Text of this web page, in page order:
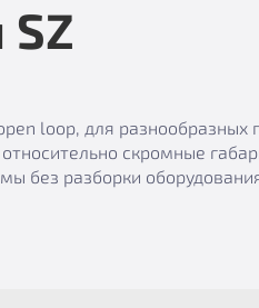
loop, для
скромные
без разборки